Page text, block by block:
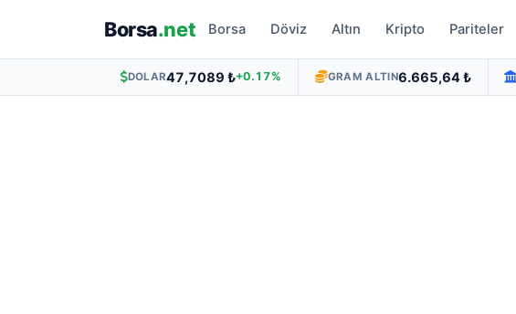
Borsa.net Borsa Döviz Altın Kripto Pariteler
DOLAR47,7089 ₺+0.17% GRAM ALTIN6.665,64 ₺